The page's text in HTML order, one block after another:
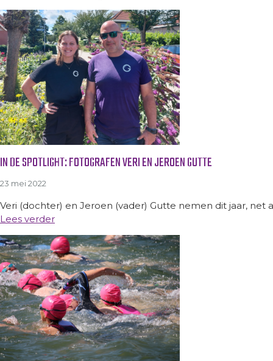
IN DE SPOTLIGHT: FOTOGRAFEN VERI EN JEROEN GUTTE
23 mei 2022
Veri (dochter) en Jeroen (vader) Gutte nemen dit jaar, net
Lees verder